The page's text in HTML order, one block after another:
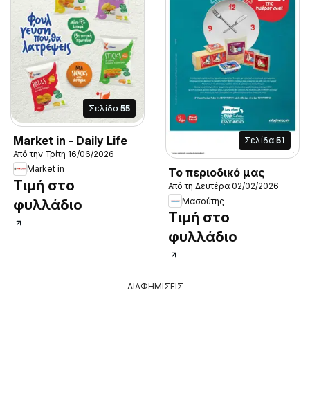
Σελίδα 55
Market in - Daily Life
Από την Τρίτη 16/06/2026
Market in
Τιμή στο
φυλλάδιο
Σελίδα 51
Το περιοδικό μας
Από τη Δευτέρα 02/02/2026
Μασούτης
Τιμή στο
φυλλάδιο
ΔΙΑΦΗΜΙΣΕΙΣ